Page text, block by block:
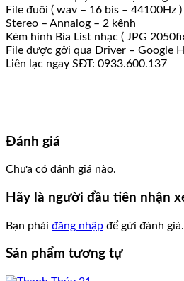
File đuôi ( wav – 16 bis – 44100Hz )
Stereo – Annalog – 2 kênh
Kèm hình Bìa List nhạc ( JPG
File được gởi qua Driver – Google
Liên lạc ngay SĐT: 0933.600.137
Đánh giá
Chưa có đánh giá nào.
Hãy là người đầu tiên nhận
Bạn phải đăng nhập để gửi đánh giá.
Sản phẩm tương tự